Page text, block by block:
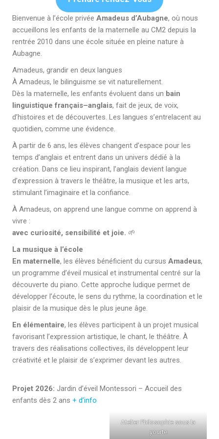
Bienvenue à l’école privée Amadeus d’Aubagne, où nous
accueillons les enfants de la maternelle au CM2 depuis la
rentrée 2010 dans une école située en pleine nature à
Aubagne.
Amadeus, grandir en deux langues
À Amadeus, le bilinguisme se vit naturellement.
Dès la maternelle, les enfants évoluent dans un bain
linguistique français–anglais, fait de jeux, de voix,
d’histoires et de découvertes. Les langues s’entrelacent au
quotidien, comme une évidence.
À partir de 6 ans, les élèves changent d’espace pour les
temps d’anglais et entrent dans un univers dédié à la
création. Dans ce lieu inspirant, l’anglais devient langue
d’expression à travers le théâtre, la musique et les arts,
stimulant l’imaginaire et la confiance.
À Amadeus, on apprend une langue comme on apprend à
vivre :
avec curiosité, sensibilité et joie. 🌱
La musique à l’école
En maternelle, les élèves bénéficient du cursus Amadeus,
un programme d’éveil musical et instrumental centré sur la
découverte du piano. Cette approche ludique permet de
développer l’écoute, le sens du rythme, la coordination et le
plaisir de la musique dès le plus jeune âge.
En élémentaire, les élèves participent à un projet musical
favorisant l’expression artistique, le chant, le théâtre. À
travers des réalisations collectives, ils développent leur
créativité et le plaisir de s’exprimer devant les autres.
Projet 2026: Jardin d’éveil Montessori – Accueil des
enfants dès 2 ans + d’info
Atelier Philosophie sous la
yourte